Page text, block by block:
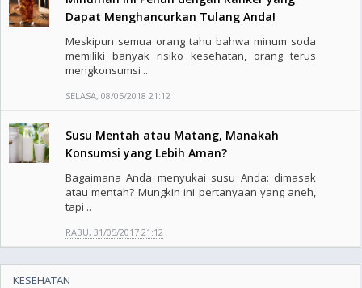
Dapat Menghancurkan Tulang Anda!
Meskipun semua orang tahu bahwa minum soda
memiliki banyak risiko kesehatan, orang terus
mengkonsumsi ..
SELASA, 08/05/2018 21:12
Susu Mentah atau Matang, Manakah
Konsumsi yang Lebih Aman?
Bagaimana Anda menyukai susu Anda: dimasak
atau mentah? Mungkin ini pertanyaan yang aneh,
tapi ..
RABU, 31/05/2017 21:12
KESEHATAN